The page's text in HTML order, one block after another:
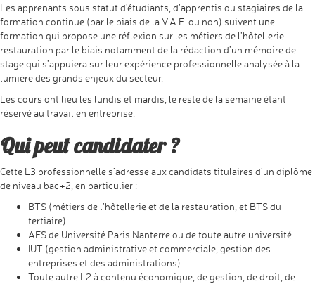
Les apprenants sous statut d’étudiants, d’apprentis ou stagiaires de la
formation continue (par le biais de la V.A.E. ou non) suivent une
formation qui propose une réflexion sur les métiers de l’hôtellerie-
restauration par le biais notamment de la rédaction d’un mémoire de
stage qui s’appuiera sur leur expérience professionnelle analysée à la
lumière des grands enjeux du secteur.
Les cours ont lieu les lundis et mardis, le reste de la semaine étant
réservé au travail en entreprise.
Qui peut candidater ?
Cette L3 professionnelle s’adresse aux candidats titulaires d’un diplôme
de niveau bac+2, en particulier :
BTS (métiers de l’hôtellerie et de la restauration, et BTS du
tertiaire)
AES de Université Paris Nanterre ou de toute autre université
IUT (gestion administrative et commerciale, gestion des
entreprises et des administrations)
Toute autre L2 à contenu économique, de gestion, de droit, de